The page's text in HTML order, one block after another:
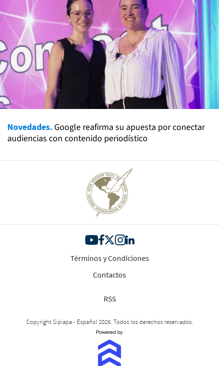
Novedades. Google reafirma su apuesta por conectar
audiencias con contenido periodístico
Términos y Condiciones
Contactos
RSS
Copyright Sipiapa - Español 2026. Todos los derechos reservados.